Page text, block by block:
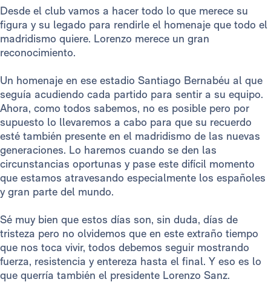
Desde el club vamos a hacer todo lo que merece su
figura y su legado para rendirle el homenaje que todo el
madridismo quiere. Lorenzo merece un gran
reconocimiento.
Un homenaje en ese estadio Santiago Bernabéu al que
seguía acudiendo cada partido para sentir a su equipo.
Ahora, como todos sabemos, no es posible pero por
supuesto lo llevaremos a cabo para que su recuerdo
esté también presente en el madridismo de las nuevas
generaciones. Lo haremos cuando se den las
circunstancias oportunas y pase este difícil momento
que estamos atravesando especialmente los españoles
y gran parte del mundo.
Sé muy bien que estos días son, sin duda, días de
tristeza pero no olvidemos que en este extraño tiempo
que nos toca vivir, todos debemos seguir mostrando
fuerza, resistencia y entereza hasta el final. Y eso es lo
que querría también el presidente Lorenzo Sanz.